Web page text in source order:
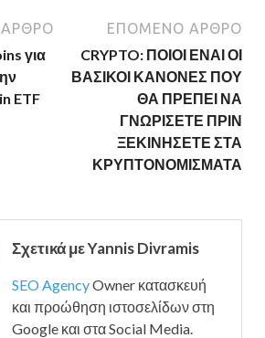
για
ETF
ΕΠΌΜΕΝΟ ΆΡΘΡΟ
CRYPTO: ΠΟΙΟΙ ΕΝΑΙ ΟΙ
ΒΑΣΙΚΟΙ ΚΑΝΟΝΕΣ ΠΟΥ
ΘΑ ΠΡΕΠΕΙ ΝΑ
ΓΝΩΡΙΣΕΤΕ ΠΡΙΝ
ΞΕΚΙΝΗΣΕΤΕ ΣΤΑ
ΚΡΥΠΤΟΝΟΜΙΣΜΑΤΑ
Σχετικά με Yannis Divramis
SEO AgencyOwner κατασκευή
και προώθηση ιστοσελίδων στη
Google και στα Social Media.